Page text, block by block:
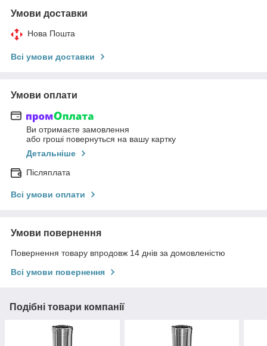
Умови доставки
Нова Пошта
Всі умови доставки
Умови оплати
Ви отримаєте замовлення
або гроші повернуться на вашу картку
Детальніше
Післяплата
Всі умови оплати
Умови повернення
Повернення товару впродовж 14 днів за домовленістю
Всі умови повернення
Подібні товари компанії